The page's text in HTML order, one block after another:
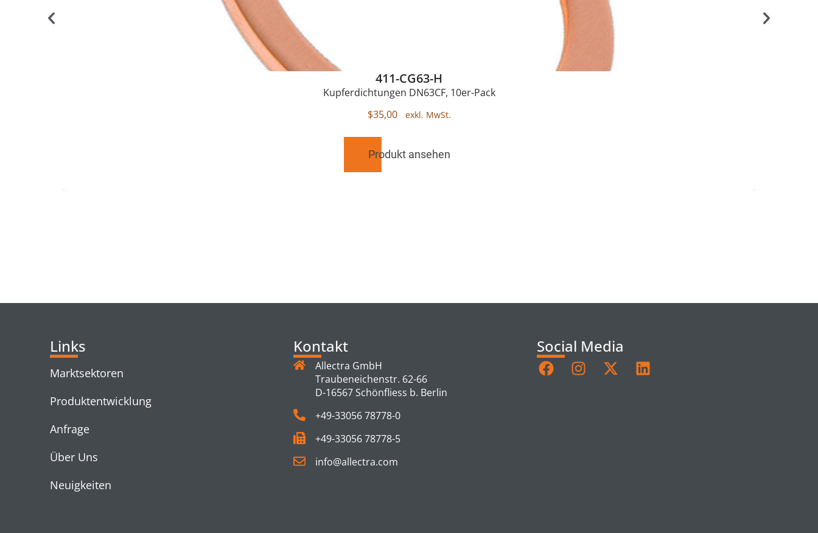
411-CG63-H
Kupferdichtungen DN63CF, 10er-Pack
$35,00
Produkt ansehen
Links
Marktsektoren
Produktentwicklung
Anfrage
Über Uns
Neuigkeiten
Kontakt
Allectra GmbH
Traubeneichenstr. 62-66
D-16567 Schönfliess b. Berlin
+49-33056 78778-0
+49-33056 78778-5
info@allectra.com
Social Media